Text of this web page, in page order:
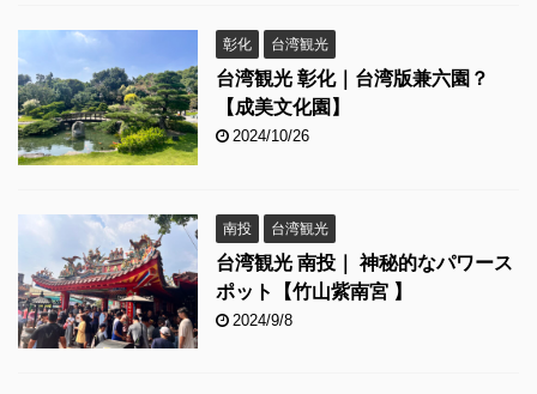
彰化 台湾観光
台湾観光 彰化｜台湾版兼六園？
【成美文化園】
2024/10/26
南投 台湾観光
台湾観光 南投｜ 神秘的なパワース
ポット【竹山紫南宮 】
2024/9/8